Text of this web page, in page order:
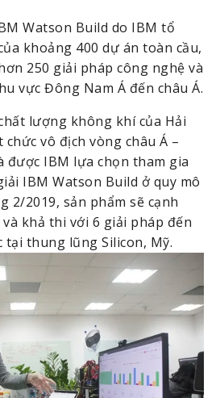
Watson Build do IBM tổ
khoảng 400 dự án toàn cầu,
250 giải pháp công nghệ và
vực Đông Nam Á đến châu Á.
lượng không khí của Hải
vô địch vòng châu Á –
IBM lựa chọn tham gia
IBM Watson Build ở quy mô
2/2019, sản phẩm sẽ cạnh
khả thi với 6 giải pháp đến
tại thung lũng Silicon, Mỹ.